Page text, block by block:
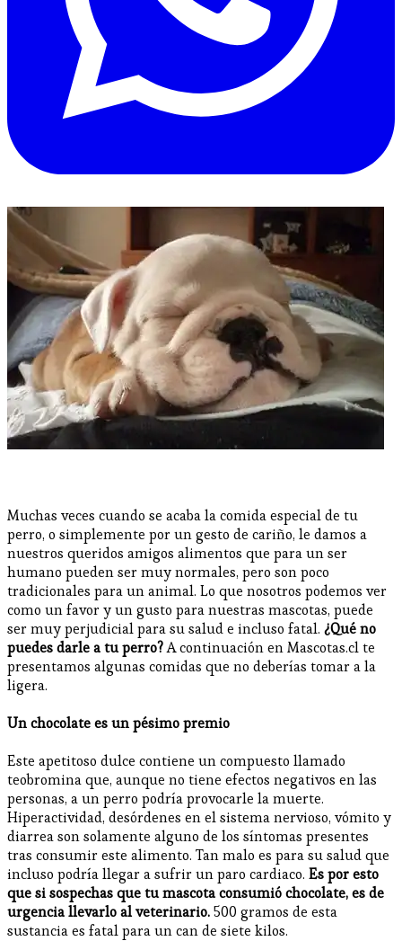
Muchas veces cuando se acaba la comida especial de tu
perro, o simplemente por un gesto de cariño, le damos a
nuestros queridos amigos alimentos que para un ser
humano pueden ser muy normales, pero son poco
tradicionales para un animal. Lo que nosotros podemos ver
como un favor y un gusto para nuestras mascotas, puede
ser muy perjudicial para su salud e incluso fatal. ¿Qué no
puedes darle a tu perro?A continuación en Mascotas.cl te
presentamos algunas comidas que no deberías tomar a la
ligera.
Un chocolate es un pésimo premio
Este apetitoso dulce contiene un compuesto llamado
teobromina que, aunque no tiene efectos negativos en las
personas, a un perro podría provocarle la muerte.
Hiperactividad, desórdenes en el sistema nervioso, vómito y
diarrea son solamente alguno de los síntomas presentes
tras consumir este alimento. Tan malo es para su salud que
incluso podría llegar a sufrir un paro cardiaco. Es por esto
que si sospechas que tu mascota consumió chocolate, es de
urgencia llevarlo al veterinario.500 gramos de esta
sustancia es fatal para un can de siete kilos.